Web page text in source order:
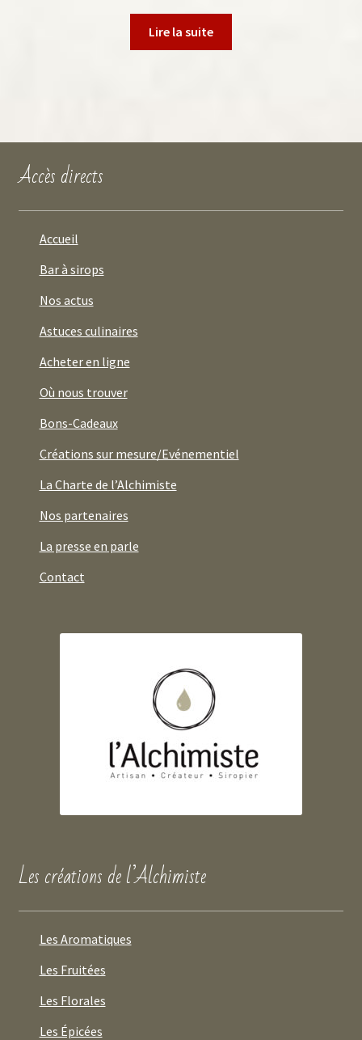
Lire la suite
Accès directs
Accueil
Bar à sirops
Nos actus
Astuces culinaires
Acheter en ligne
Où nous trouver
Bons-Cadeaux
Créations sur mesure/Evénementiel
La Charte de l’Alchimiste
Nos partenaires
La presse en parle
Contact
Les créations de l’Alchimiste
Les Aromatiques
Les Fruitées
Les Florales
Les Épicées